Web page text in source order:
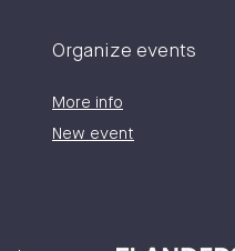
Organize events
More info
New event